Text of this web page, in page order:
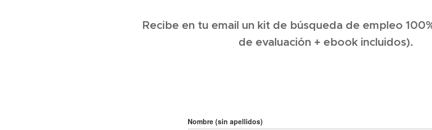
Recibe en tu email un kit de búsqueda de empleo
de evaluación + ebook incluidos).